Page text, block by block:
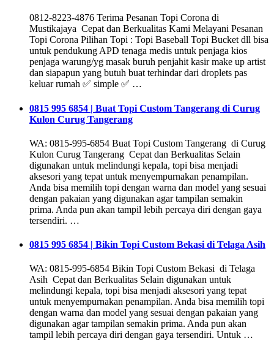
0812-8223-4876 Terima Pesanan Topi Corona di
Mustikajaya Cepat dan Berkualitas Kami Melayani Pesanan
Topi Corona Pilihan Topi : Topi Baseball Topi Bucket dll bisa
untuk pendukung APD tenaga medis untuk penjaga kios
penjaga warung/yg masak buruh penjahit kasir make up artist
dan siapapun yang butuh buat terhindar dari droplets pas
keluar rumah ✅ simple ✅ …
0815 995 6854 | Buat Topi Custom Tangerang di Curug
Kulon Curug Tangerang
WA: 0815-995-6854 Buat Topi Custom Tangerang di Curug
Kulon Curug Tangerang Cepat dan Berkualitas Selain
digunakan untuk melindungi kepala, topi bisa menjadi
aksesori yang tepat untuk menyempurnakan penampilan.
Anda bisa memilih topi dengan warna dan model yang sesuai
dengan pakaian yang digunakan agar tampilan semakin
prima. Anda pun akan tampil lebih percaya diri dengan gaya
tersendiri. …
0815 995 6854 | Bikin Topi Custom Bekasi di Telaga Asih
WA: 0815-995-6854 Bikin Topi Custom Bekasi di Telaga
Asih Cepat dan Berkualitas Selain digunakan untuk
melindungi kepala, topi bisa menjadi aksesori yang tepat
untuk menyempurnakan penampilan. Anda bisa memilih topi
dengan warna dan model yang sesuai dengan pakaian yang
digunakan agar tampilan semakin prima. Anda pun akan
tampil lebih percaya diri dengan gaya tersendiri. Untuk …